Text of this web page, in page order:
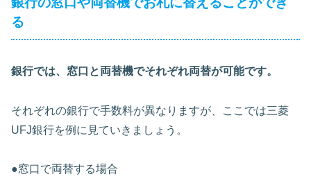
る
銀行では、窓口と両替機でそれぞれ両替が可能です。
それぞれの銀行で手数料が異なりますが、ここでは三菱
UFJ銀行を例に見ていきましょう。
●窓口で両替する場合